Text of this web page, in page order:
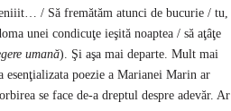
/ Să fremătăm atunci de bucurie / tu,
unei condicuţe ieşită noaptea / să aţâţe
umană). Şi aşa mai departe. Mult mai
esenţializata poezie a Marianei Marin ar
se face de-a dreptul despre adevăr. Ar